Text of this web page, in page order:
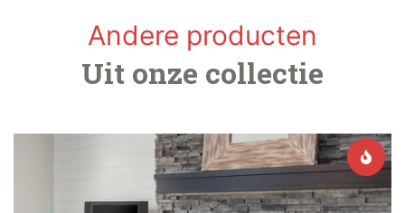
Andere producten
Uit onze collectie